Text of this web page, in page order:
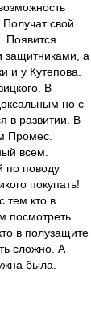
свой
Появится
защитниками, а
и у Кутепова.
В
но с
в развитии. В
Промес.
всем.
по поводу
покупать!
тем кто в
посмотреть
в полузащите
сложно. А
была.